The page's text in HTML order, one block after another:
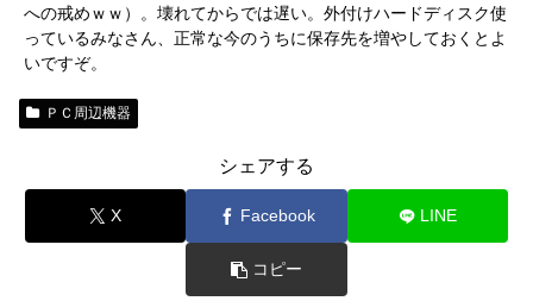
への戒めｗｗ）。壊れてからでは遅い。外付けハードディスク使
っているみなさん、正常な今のうちに保存先を増やしておくとよ
いですぞ。
ＰＣ周辺機器
シェアする
X Facebook LINE
コピー